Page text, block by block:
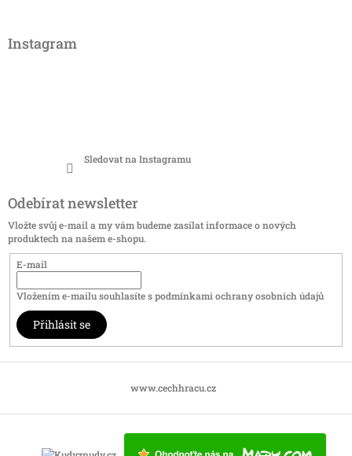
Instagram
Sledovat na Instagramu
Odebírat newsletter
Vložte svůj e-mail a my vám budeme zasílat informace o nových
produktech na našem e-shopu.
E-mail
Vložením e-mailu souhlasíte spodmínkami ochrany osobních údajů
Přihlásit se
www.cechhracu.cz